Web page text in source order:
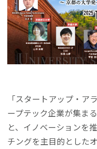
「スタートアップ・ア
ープテック企業が集ま
と、イノベーションを
チングを主目的とした